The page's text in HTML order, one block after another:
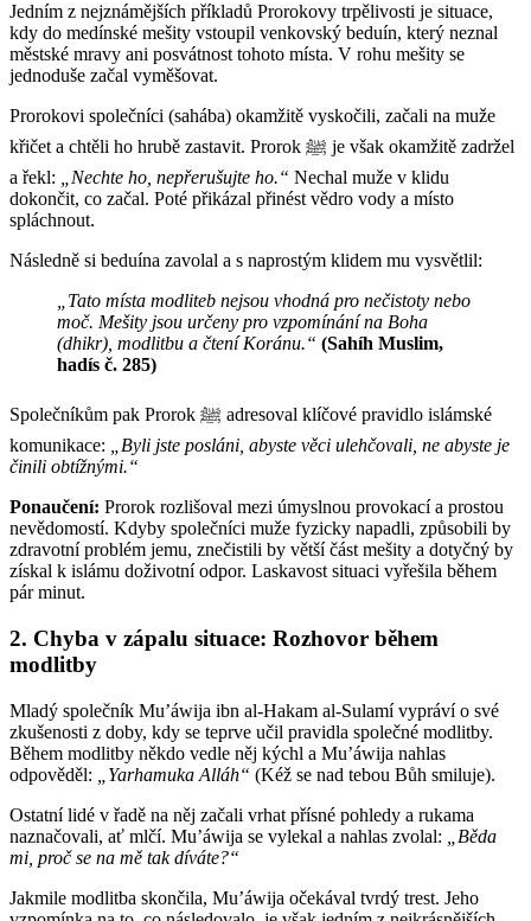
Jedním z nejznámějších příkladů Prorokovy trpělivosti je situace,
kdy do medínské mešity vstoupil venkovský beduín, který neznal
městské mravy ani posvátnost tohoto místa. V rohu mešity se
jednoduše začal vyměšovat.
Prorokovi společníci (sahába) okamžitě vyskočili, začali na muže
křičet a chtěli ho hrubě zastavit. Prorok ﷺ je však okamžitě zadržel
a řekl:
„Nechte ho, nepřerušujte ho.“ Nechal muže v klidu
dokončit, co začal. Poté přikázal přinést vědro vody a místo
spláchnout.
Následně si beduína zavolal a s naprostým klidem mu vysvětlil:
„Tato místa modliteb nejsou vhodná pro nečistoty nebo
moč. Mešity jsou určeny pro vzpomínání na Boha
(dhikr), modlitbu a čtení Koránu.“ (Sahíh Muslim,
hadís č. 285)
Společníkům pak Prorok ﷺ adresoval klíčové pravidlo islámské
komunikace:
„Byli jste posláni, abyste věci ulehčovali, ne abyste je
činili obtížnými.“
Ponaučení: Prorok rozlišoval mezi úmyslnou provokací a prostou
nevědomostí. Kdyby společníci muže fyzicky napadli, způsobili by
zdravotní problém jemu, znečistili by větší část mešity a dotyčný by
získal k islámu doživotní odpor. Laskavost situaci vyřešila během
pár minut.
2. Chyba v zápalu situace: Rozhovor během
modlitby
Mladý společník Mu’áwija ibn al-Hakam al-Sulamí vypráví o své
zkušenosti z doby, kdy se teprve učil pravidla společné modlitby.
Během modlitby někdo vedle něj kýchl a Mu’áwija nahlas
odpověděl:
„Yarhamuka Alláh“ (Kéž se nad tebou Bůh smiluje).
Ostatní lidé v řadě na něj začali vrhat přísné pohledy a rukama
naznačovali, ať mlčí. Mu’áwija se vylekal a nahlas zvolal:
„Běda
mi, proč se na mě tak díváte?“
Jakmile modlitba skončila, Mu’áwija očekával tvrdý trest. Jeho